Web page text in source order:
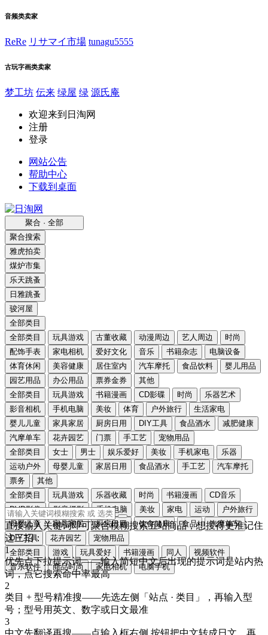
音频类卖家
ReRe リサマイ市場 tunagu5555
古玩字画类卖家
梦工坊 伝来 绿屋 绿 源氏庵
欢迎来到日淘网
注册
登录
网站公告
帮助中心
下载到桌面
聚合 · 全部
聚合搜索
雅虎拍卖
煤炉市集
乐天跳蚤
日雅跳蚤
骏河屋
全部类目
全部类目
玩具游戏 古董收藏 动漫周边 艺人周边
时尚
配饰手表
家电相机 爱好文化 音乐 书籍杂志
电脑设备
体育休闲
美容健康 居住室内 汽车摩托 食品饮料
婴儿用品
园艺用品
办公用品 票券金券
其他
全部类目
玩具游戏 书籍漫画 CD影碟 时尚
乐器艺术
影音相机
手机电脑 美妆 体育 户外旅行
生活家电
婴儿儿童
家具家居 厨房日用 DIY工具 食品酒水
减肥健康
汽摩单车
花卉园艺 门票 手工艺
宠物用品
全部类目
女士 男士 娱乐爱好 美妆 手机家电
乐器
运动户外
母婴儿童 家居日用 食品酒水 手工艺
汽车摩托
票务
其他
全部类目
玩具游戏 乐器收藏 时尚 书籍漫画
CD音乐
DVD影像
影音摄影 手机电脑 美妆 家电 运动
户外旅行
母婴儿童
家具家居 厨房日用 饮食健康 食品
汽摩单车
DIY工具
花卉园艺
宠物用品
全部类目
游戏 玩具爱好 书籍漫画 同人
视频软件
音乐软件
商品时尚 家电相机 电脑手机
直接输入关键词即可聚合模糊搜索五站商品，想搜得更准记住
这三招：
1
优先点下拉提示词——输入简短中文后出现的提示词是站内热
词，点它搜索命中率最高
2
类目 + 型号精准搜——先选左侧「站点 · 类目」，再输入型
号；型号用英文、数字或日文最准
3
中文先翻译再搜——点输入框右侧 按钮把中文转成日文 ，再